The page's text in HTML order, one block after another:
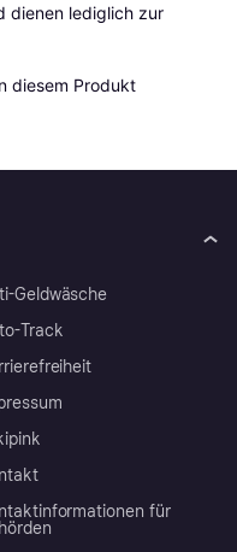
dienen lediglich zur
diesem Produkt
Geldwäsche
Track
für